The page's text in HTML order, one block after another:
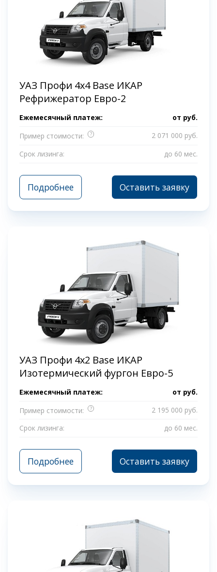
УАЗ Профи 4x4 Base ИКАР
Рефрижератор Евро-2
Ежемесячный платеж: от руб.
Пример стоимости:
?
2 071 000 руб.
Срок лизинга:
до 60 мес.
Подробнее Оставить заявку
УАЗ Профи 4x2 Base ИКАР
Изотермический фургон Евро-5
Ежемесячный платеж: от руб.
Пример стоимости:
?
2 195 000 руб.
Срок лизинга:
до 60 мес.
Подробнее Оставить заявку